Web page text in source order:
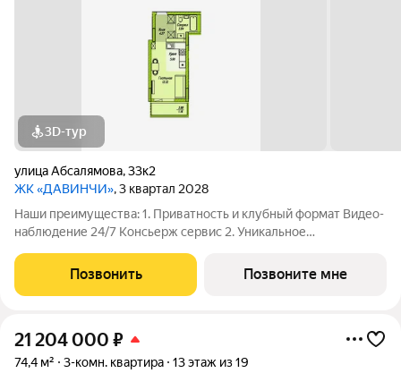
3D-тур
улица Абсалямова,33к2
ЖК «ДАВИНЧИ», 3 квартал 2028
Наши преимущества: 1. Приватность и клубный формат Видео-
наблюдение 24/7 Консьерж сервис 2. Уникальное
этаже Библиотека Спортивная зона Детский уголок 3.
Комфортный паркинг Закрытый паркинг на 1
Позвонить Позвоните мне
21 204 000 ₽
74,4 м² 3-комн. квартира 13 этаж из 19